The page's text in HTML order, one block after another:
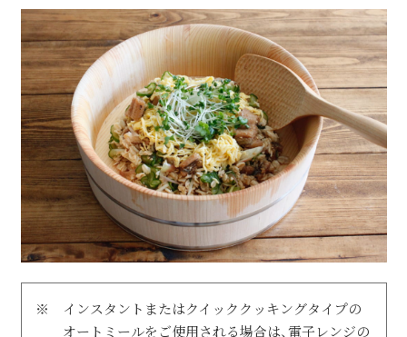
※
インスタントまたはクイッククッキングタイプの
オートミールをご使用される場合は、電子レンジの